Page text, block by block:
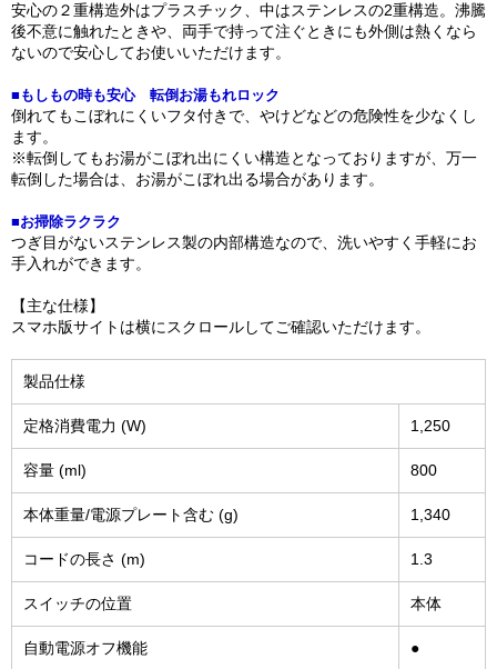
安心の２重構造外はプラスチック、中はステンレスの2重構造。沸騰
後不意に触れたときや、両手で持って注ぐときにも外側は熱くなら
ないので安心してお使いいただけます。
■もしもの時も安心 転倒お湯もれロック
倒れてもこぼれにくいフタ付きで、やけどなどの危険性を少なくし
ます。
※転倒してもお湯がこぼれ出にくい構造となっておりますが、万一
転倒した場合は、お湯がこぼれ出る場合があります。
■お掃除ラクラク
つぎ目がないステンレス製の内部構造なので、洗いやすく手軽にお
手入れができます。
【主な仕様】
スマホ版サイトは横にスクロールしてご確認いただけます。
製品仕様
定格消費電力 (W) 1,250
容量 (ml) 800
本体重量/電源プレート含む (g) 1,340
コードの長さ (m) 1.3
スイッチの位置 本体
自動電源オフ機能 ●